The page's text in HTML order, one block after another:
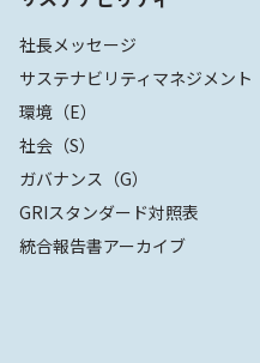
社長メッセージ
サステナビリティマネジメント
環境（E）
社会（S）
ガバナンス（G）
GRIスタンダード対照表
統合報告書アーカイブ